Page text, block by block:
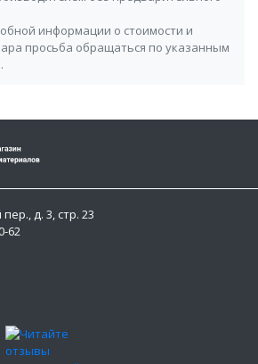
информации о стоимости и
просьба обращаться по указанным
д. 3, стр. 23
62